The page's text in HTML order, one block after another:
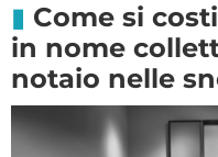
Come si
in nome
notaio nelle